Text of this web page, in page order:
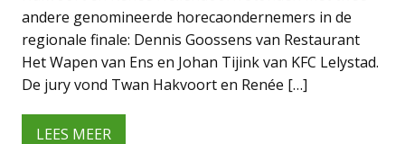
andere genomineerde horecaondernemers in de
regionale finale: Dennis Goossens van Restaurant
Het Wapen van Ens en Johan Tijink van KFC Lelystad.
De jury vond Twan Hakvoort en Renée […]
LEES MEER